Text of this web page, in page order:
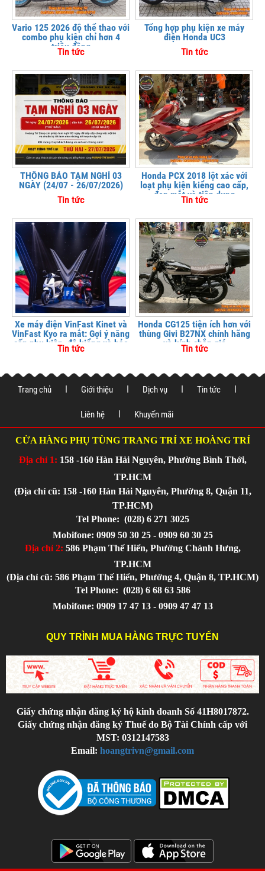
Vario 125 2026 độ thể thao với
combo phụ kiện chỉ hơn 4
triệu đồng
Tin tức
Tổng hợp phụ kiện xe máy
điện Honda UC3
Tin tức
THÔNG BÁO TẠM NGHỈ 03
NGÀY (24/07 - 26/07/2026)
Tin tức
Honda PCX 2018 lột xác với
loạt phụ kiện kiểng cao cấp,
đẹp mắt và tiện dụng
Tin tức
Xe máy điện VinFast Kinet và
VinFast Kyo ra mắt: Gợi ý nâng
cấp phụ kiện, độ kiểng và bảo
vệ xe tại
Tin tức
Honda CG125 tiện ích hơn với
thùng Givi B27NX chính hãng
và kính chắn gió
Tin tức
Trang chủ Giới thiệu Dịch vụ Tin tức
Liên hệ Khuyến mãi
CỬA HÀNG PHỤ TÙNG TRANG TRÍ XE HOÀNG TRÍ
Địa chỉ 1: 158 -160 Hàn Hải Nguyên, Phường Bình Thới,
TP.HCM
(Địa chỉ cũ: 158 -160 Hàn Hải Nguyên, Phường 8, Quận 11,
TP.HCM)
Tel Phone: (028) 6 271 3025
Mobifone: 0909 50 30 25 - 0909 60 30 25
Địa chỉ 2: 586 Phạm Thế Hiển, Phường Chánh Hưng,
TP.HCM
(Địa chỉ cũ: 586 Phạm Thế Hiển, Phường 4, Quận 8, TP.HCM)
Tel Phone: (028) 6 68 63 586
Mobifone: 0909 17 47 13 - 0909 47 47 13
QUY TRÌNH MUA HÀNG TRỰC TUYẾN
Giấy chứng nhận đăng ký hộ kinh doanh Số 41H8017872.
Giấy chứng nhận đăng ký Thuế do Bộ Tài Chính cấp với
MST: 0312147583
Email: hoangtrivn@gmail.com